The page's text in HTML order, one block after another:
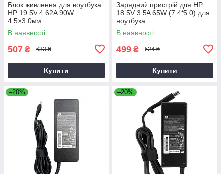
Блок живлення для ноутбука
HP 19.5V 4.62A 90W
4.5×3.0мм
В наявності
507 ₴ 633 ₴
Купити
Зарядний пристрій для HP
18.5V 3.5A 65W (7.4*5.0) для
ноутбука
В наявності
499 ₴ 624 ₴
Купити
–20% –20%